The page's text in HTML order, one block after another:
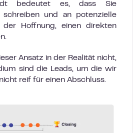
bedeutet es, dass Sie
schreiben und an potenzielle
der Hoffnung, einen direkten
Ansatz in der Realität nicht,
sind die Leads, um die wir
reif für einen Abschluss.